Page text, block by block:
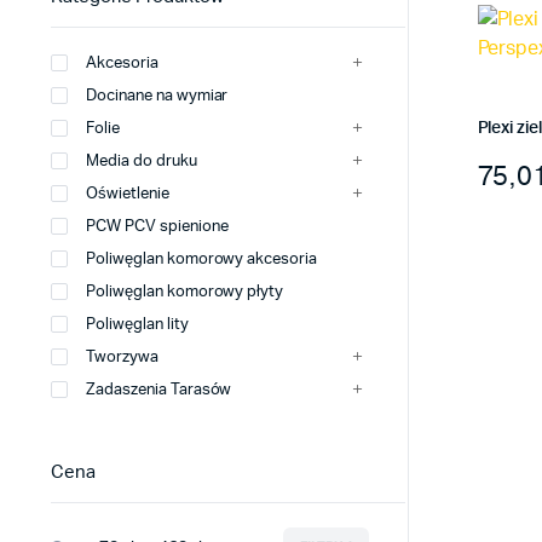
Plexi
Ten
Akcesoria
Docinane na wymiar
Folie
Media do druku
Oświetlenie
PCW PCV spienione
Poliwęglan komorowy akcesoria
Poliwęglan komorowy płyty
Poliwęglan lity
Tworzywa
Zadaszenia Tarasów
Cena